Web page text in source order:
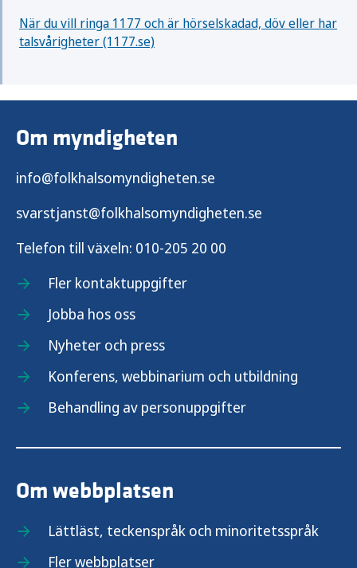
När du vill ringa 1177 och är hörselskadad, döv eller har
talsvårigheter (1177.se)
Om myndigheten
info@folkhalsomyndigheten.se
svarstjanst@folkhalsomyndigheten.se
Telefon till växeln: 010-205 20 00
Fler kontaktuppgifter
Jobba hos oss
Nyheter och press
Konferens, webbinarium och utbildning
Behandling av personuppgifter
Om webbplatsen
Lättläst, teckenspråk och minoritetsspråk
Fler webbplatser